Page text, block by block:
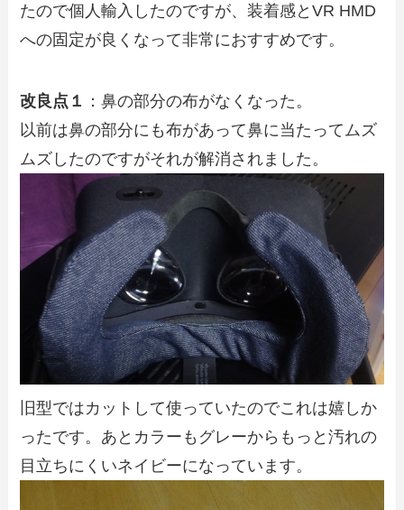
たので個人輸入したのですが、装着感とVR HMD
への固定が良くなって非常におすすめです。
改良点１ ：鼻の部分の布がなくなった。
以前は鼻の部分にも布があって鼻に当たってムズ
ムズしたのですがそれが解消されました。
旧型ではカットして使っていたのでこれは嬉しか
ったです。あとカラーもグレーからもっと汚れの
目立ちにくいネイビーになっています。